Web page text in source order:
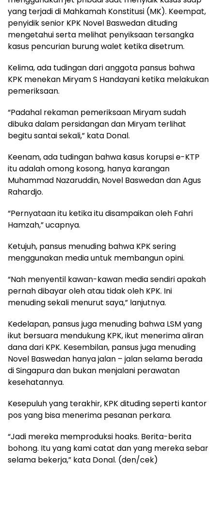
yang terjadi di Mahkamah Konstitusi (MK). Keempat,
penyidik senior KPK Novel Baswedan dituding
mengetahui serta melihat penyiksaan tersangka
kasus pencurian burung walet ketika disetrum.
Kelima, ada tudingan dari anggota pansus bahwa
KPK menekan Miryam S Handayani ketika melakukan
pemeriksaan.
“Padahal rekaman pemeriksaan Miryam sudah
dibuka dalam persidangan dan Miryam terlihat
begitu santai sekali,” kata Donal.
Keenam, ada tudingan bahwa kasus korupsi e-KTP
itu adalah omong kosong, hanya karangan
Muhammad Nazaruddin, Novel Baswedan dan Agus
Rahardjo.
“Pernyataan itu ketika itu disampaikan oleh Fahri
Hamzah,” ucapnya.
Ketujuh, pansus menuding bahwa KPK sering
menggunakan media untuk membangun opini.
“Nah menyentil kawan-kawan media sendiri apakah
pernah dibayar oleh atau tidak oleh KPK. Ini
menuding sekali menurut saya,” lanjutnya.
Kedelapan, pansus juga menuding bahwa LSM yang
ikut bersuara mendukung KPK, ikut menerima aliran
dana dari KPK. Kesembilan, pansus juga menuding
Novel Baswedan hanya jalan – jalan selama berada
di Singapura dan bukan menjalani perawatan
kesehatannya.
Kesepuluh yang terakhir, KPK dituding seperti kantor
pos yang bisa menerima pesanan perkara.
“Jadi mereka memproduksi hoaks. Berita-berita
bohong. Itu yang kami catat dan yang mereka sebar
selama bekerja,” kata Donal. (den/cek)